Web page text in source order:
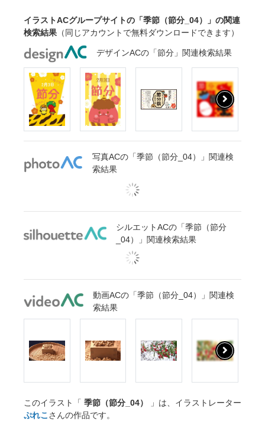
イラストACグループサイトの「季節（節分_04）」の関連
検索結果 （同じアカウントで無料ダウンロードできます）
デザインACの「節分」関連検索結果
写真ACの「季節（節分_04）」関連検
索結果
シルエットACの「季節（節分
_04）」関連検索結果
動画ACの「季節（節分_04）」関連検
索結果
このイラスト「 季節（節分_04）
」は、イラストレーター
ぷれこ さんの作品です。